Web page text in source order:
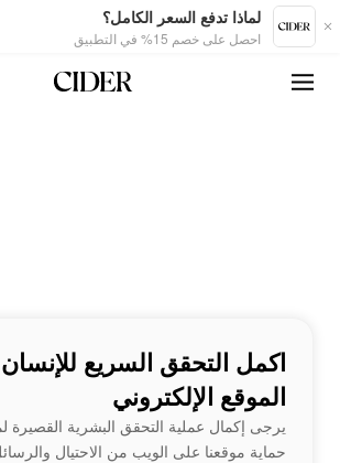
لماذا تدفع السعر الكامل؟
احصل على خصم 15% في التطبيق
اكمل التحقق السريع
الموقع الإلكتروني
يرجى إكمال عملية التحقق البشرية القصيرة
حماية موقعنا على الويب من الاحتيال